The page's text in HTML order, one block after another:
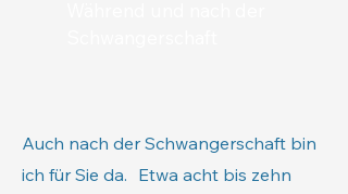
Auch nach der Schwangerschaft bin
ich für Sie da. Etwa acht bis zehn